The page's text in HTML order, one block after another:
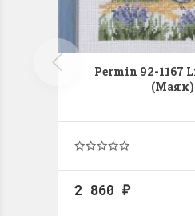
Permin 92-1167
(Маяк)
2 860 ₽